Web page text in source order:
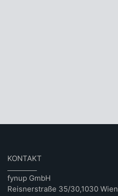
KONTAKT
fynup GmbH
Reisnerstraße 35/30,1030 Wien